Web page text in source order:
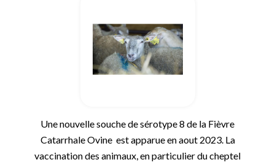
Une nouvelle souche de sérotype 8 de la Fièvre
Catarrhale Ovine est apparue en aout 2023. La
vaccination des animaux, en particulier du cheptel